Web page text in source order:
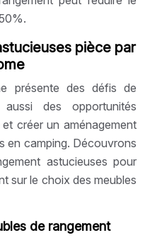
pièce par
présente des défis de
aussi des opportunités
créer un aménagement
en camping. Découvrons
astucieuses pour
sur le choix des meubles
de rangement